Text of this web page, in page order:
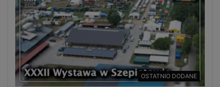
OSTATNIO DODANE